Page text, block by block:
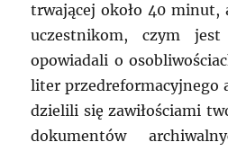
trwającej około 40 minut,
uczestnikom, czym jest
opowiadali o
liter przedreformacyjnego
dzielili się zawiłościami
dokumentów